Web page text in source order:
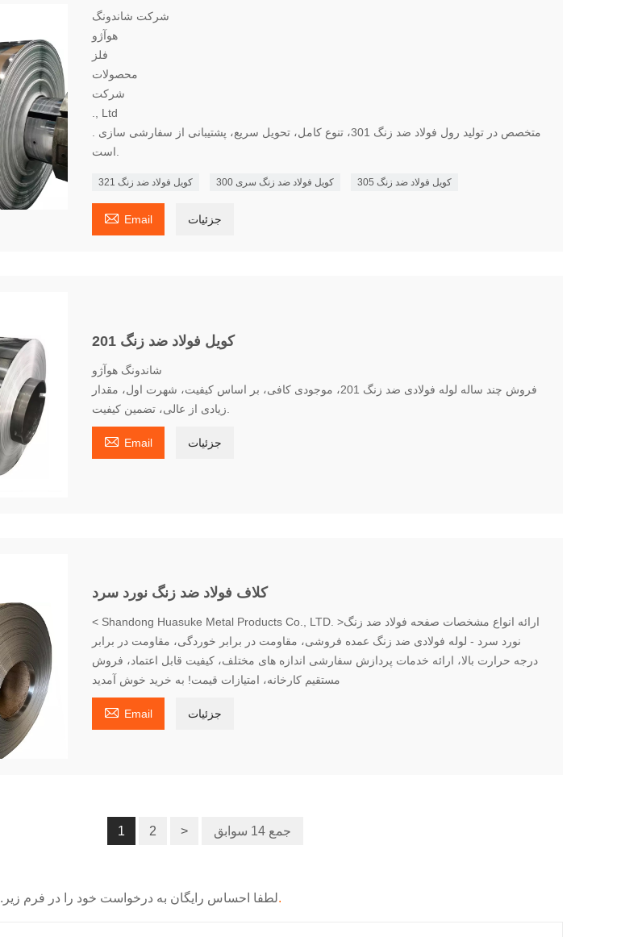
شرکت شاندونگ
هوآژو
فلز
محصولات
شرکت
., Ltd
. متخصص در تولید رول فولاد ضد زنگ 301، تنوع کامل، تحویل سریع، پشتیبانی از سفارشی سازی
است.
کویل فولاد ضد زنگ 321 کویل فولاد ضد زنگ سری 300 کویل فولاد ضد زنگ 305
 Email جزئیات
کویل فولاد ضد زنگ 201
شاندونگ هوآژو
فروش چند ساله لوله فولادی ضد زنگ 201، موجودی کافی، بر اساس کیفیت، شهرت اول، مقدار
 Email جزئیات
کلاف فولاد ضد زنگ نورد سرد
< Shandong Huasuke Metal Products Co., LTD. >ارائه انواع مشخصات صفحه فولاد ضد زنگ
نورد سرد - لوله فولادی ضد زنگ عمده فروشی، مقاومت در برابر خوردگی، مقاومت در برابر
درجه حرارت بالا، ارائه خدمات پردازش سفارشی اندازه های مختلف، کیفیت قابل اعتماد، فروش
مستقیم کارخانه، امتیازات قیمت! به خرید خوش آمدید
 Email جزئیات
1 2 > جمع 14 سوابق
لطفا احساس رایگان به درخواست خود را در فرم زیر.ما شما را در 24 ساعت پاسخ.